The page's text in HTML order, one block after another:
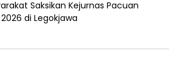
Saksikan Kejurnas Pacuan
di Legokjawa